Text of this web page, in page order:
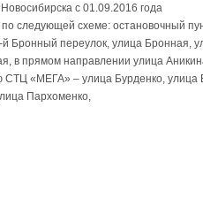
с 01.09.2016 года
следующей схеме: остановочный
Бронный переулок, улица Бронная,
в прямом направлении улица
«МЕГА» – улица Бурденко, улица
Пархоменко,